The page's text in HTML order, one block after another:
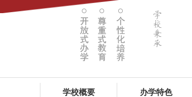
学校概要 办学特色